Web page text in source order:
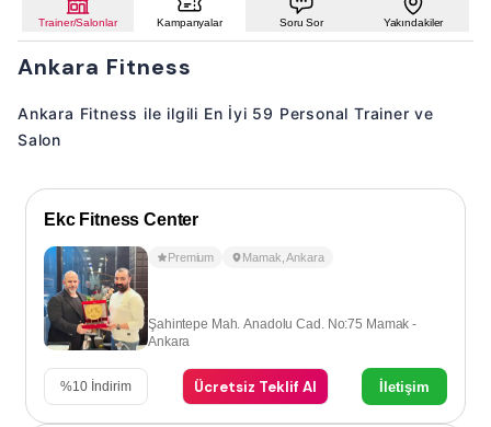
Trainer/Salonlar Kampanyalar Soru Sor Yakındakiler
Ankara Fitness
Ankara Fitness ile ilgili En İyi 59 Personal Trainer ve
Salon
Ekc Fitness Center
Premium Mamak ,Ankara
Şahintepe Mah. Anadolu Cad. No:75 Mamak -
Ankara
%10 İndirim Ücretsiz Teklif Al İletişim